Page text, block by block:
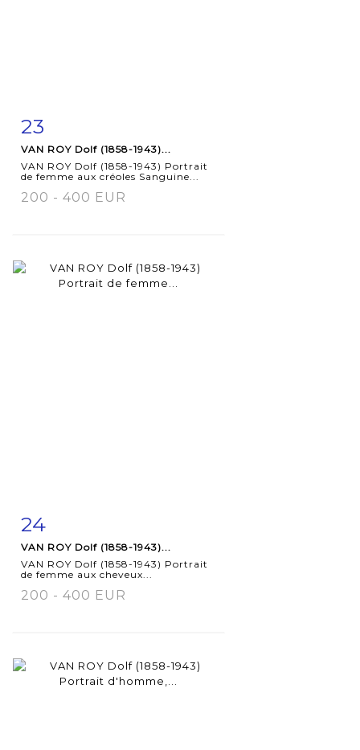
Item detail
23
VAN ROY Dolf (1858-1943)...
VAN ROY Dolf (1858-1943) Portrait
de femme aux créoles Sanguine...
200 - 400 EUR
Item detail
24
VAN ROY Dolf (1858-1943)...
VAN ROY Dolf (1858-1943) Portrait
de femme aux cheveux...
200 - 400 EUR